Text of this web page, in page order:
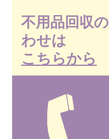
不用品回収
わせは
こちらから